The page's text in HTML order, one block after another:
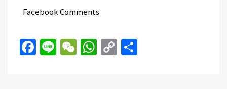
Facebook Comments
Facebook
LineWeChat
WhatsApp
Copy
Link